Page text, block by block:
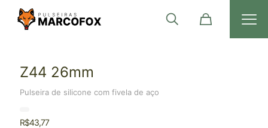
Z44 26mm
Pulseira de silicone com fivela de aço
R$43,77